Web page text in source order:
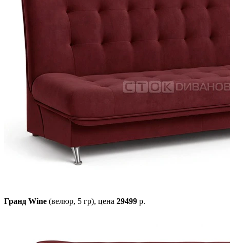
Гранд Wine (велюр, 5 гр), цена 29499 р.